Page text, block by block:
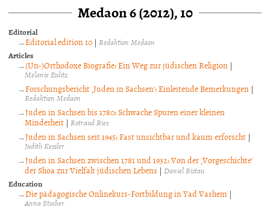
Medaon 6 (2012), 10
Editorial
Editorial edition 10 |Redaktion Medaon
Articles
(Un-)Orthodoxe Biografie: Ein Weg zur jüdischen Religion |
Melanie Eulitz
Forschungsbericht ‚Juden in Sachsen‘: Einleitende Bemerkungen |
Redaktion Medaon
Juden in Sachsen bis 1780: Schwache Spuren einer kleinen
Minderheit | Rotraud Ries
Juden in Sachsen seit 1945: Fast unsichtbar und kaum erforscht |
Judith Kessler
Juden in Sachsen zwischen 1781 und 1932: Von der ‚Vorgeschichte‘
der Shoa zur Vielfalt jüdischen Lebens | Daniel Ristau
Education
Die pädagogische Onlinekurs-Fortbildung in Yad Vashem |
Anna Stocker